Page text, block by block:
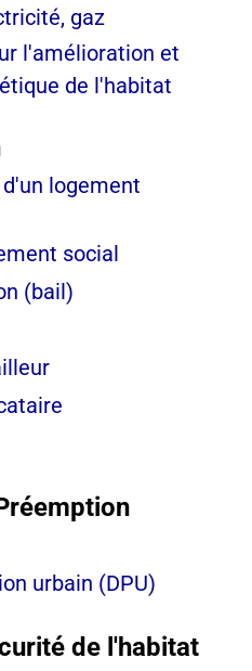
gaz
l'amélioration et
de l'habitat
logement
social
(bail)
urbain (DPU)
de l'habitat